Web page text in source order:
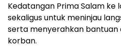
Kedatangan Prima Salam ke
sekaligus untuk meninjau
serta menyerahkan
korban.